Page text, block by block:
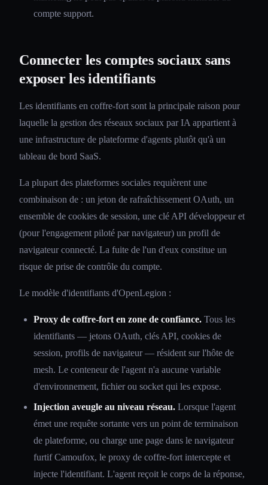
compte support.
Connecter les comptes sociaux sans
exposer les identifiants
Les identifiants en coffre-fort sont la principale raison pour
laquelle la gestion des réseaux sociaux par IA appartient à
une infrastructure de plateforme d'agents plutôt qu'à un
tableau de bord SaaS.
La plupart des plateformes sociales requièrent une
combinaison de : un jeton de rafraîchissement OAuth, un
ensemble de cookies de session, une clé API développeur et
(pour l'engagement piloté par navigateur) un profil de
navigateur connecté. La fuite de l'un d'eux constitue un
risque de prise de contrôle du compte.
Le modèle d'identifiants d'OpenLegion :
Proxy de coffre-fort en zone de confiance. Tous les
identifiants — jetons OAuth, clés API, cookies de
session, profils de navigateur — résident sur l'hôte de
mesh. Le conteneur de l'agent n'a aucune variable
d'environnement, fichier ou socket qui les expose.
Injection aveugle au niveau réseau. Lorsque l'agent
émet une requête sortante vers un point de terminaison
de plateforme, ou charge une page dans le navigateur
furtif Camoufox, le proxy de coffre-fort intercepte et
injecte l'identifiant. L'agent reçoit le corps de la réponse,